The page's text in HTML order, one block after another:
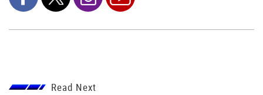
Read Next